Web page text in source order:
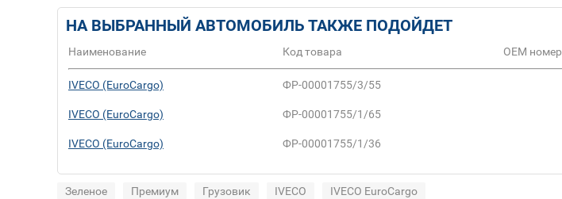
НА ВЫБРАННЫЙ АВТОМОБИЛЬ ТАКЖЕ ПОДОЙДЕТ
Наименование Код товара ОЕМ номер
IVECO (EuroCargo) ФР-00001755/3/55
IVECO (EuroCargo) ФР-00001755/1/65
IVECO (EuroCargo) ФР-00001755/1/36
Зеленое Премиум Грузовик IVECO IVECO EuroCargo